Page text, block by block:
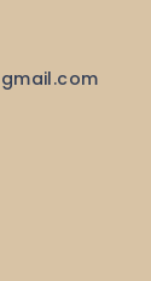
gmail.com